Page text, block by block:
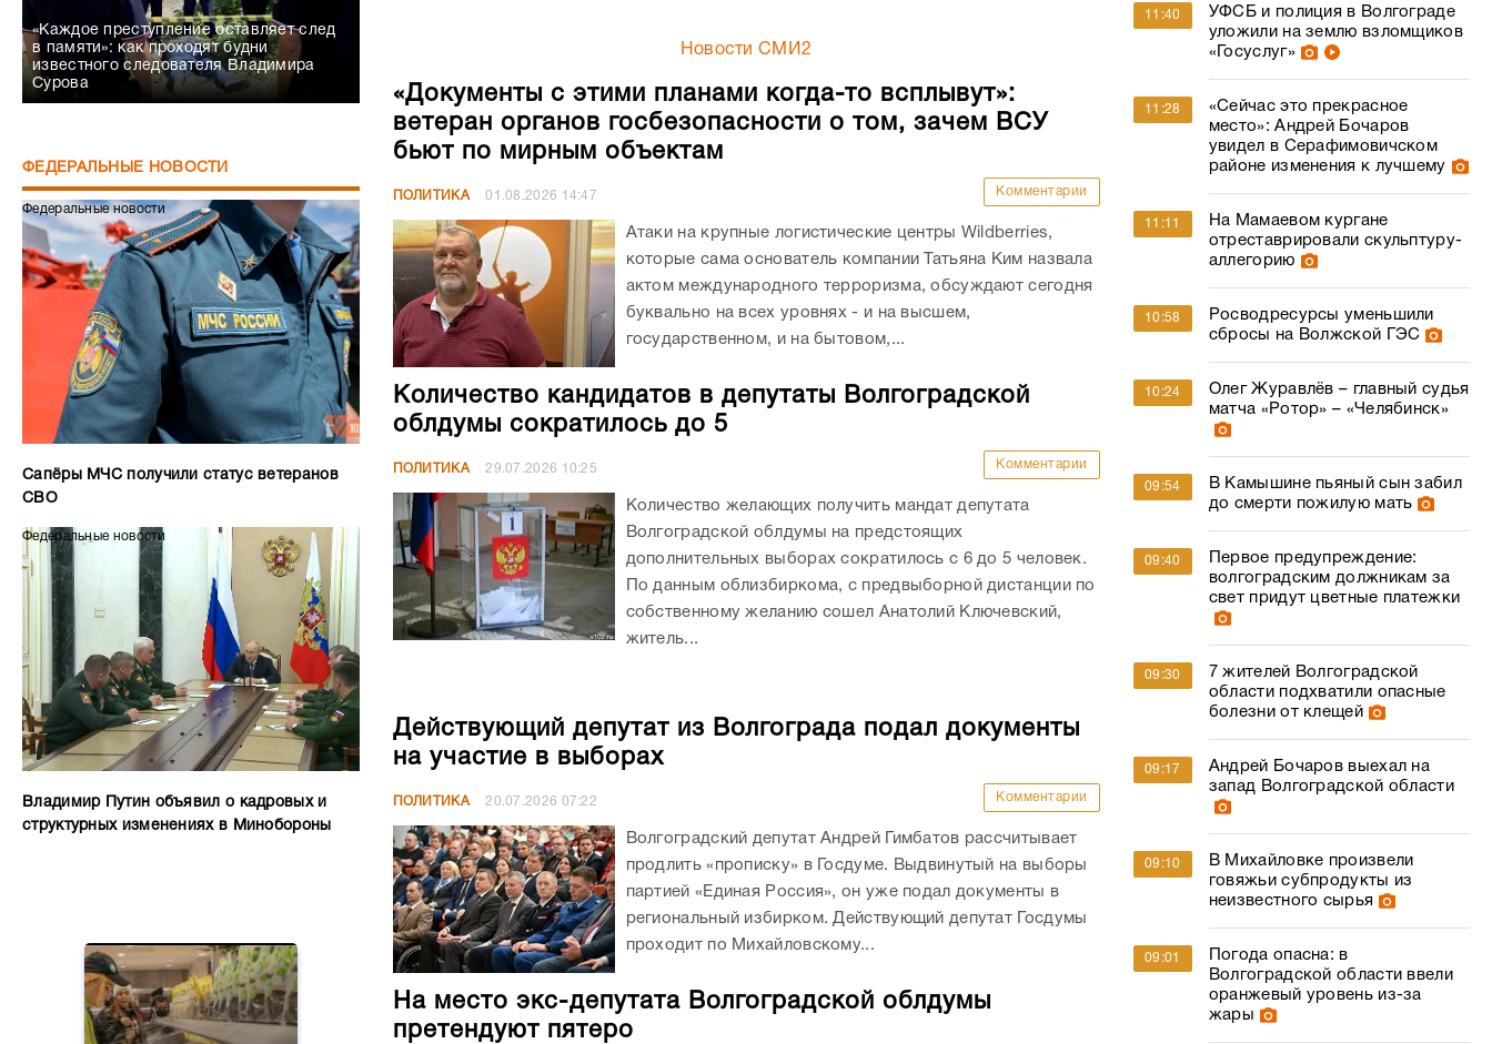
«Каждое преступление оставляет след
в памяти»: как проходят будни
известного следователя Владимира
Сурова
ФЕДЕРАЛЬНЫЕ НОВОСТИ
Федеральные новости
Сапёры МЧС получили статус ветеранов
СВО
Федеральные новости
Владимир Путин объявил о кадровых и
структурных изменениях в Минобороны
Новости СМИ2
«Документы с этими планами когда-то всплывут»:
ветеран органов госбезопасности о том, зачем ВСУ
бьют по мирным объектам
ПОЛИТИКА 01.08.2026 14:47 Комментарии
Атаки на крупные логистические центры Wildberries,
которые сама основатель компании Татьяна Ким назвала
актом международного терроризма, обсуждают сегодня
буквально на всех уровнях - и на высшем,
государственном, и на бытовом,...
Количество кандидатов в депутаты Волгоградской
облдумы сократилось до 5
ПОЛИТИКА 29.07.2026 10:25 Комментарии
Количество желающих получить мандат депутата
Волгоградской облдумы на предстоящих
дополнительных выборах сократилось с 6 до 5 человек.
По данным облизбиркома, с предвыборной дистанции по
собственному желанию сошел Анатолий Ключевский,
житель...
Действующий депутат из Волгограда подал документы
на участие в выборах
ПОЛИТИКА 20.07.2026 07:22 Комментарии
Волгоградский депутат Андрей Гимбатов рассчитывает
продлить «прописку» в Госдуме. Выдвинутый на выборы
партией «Единая Россия», он уже подал документы в
региональный избирком. Действующий депутат Госдумы
проходит по Михайловскому...
На место экс-депутата Волгоградской облдумы
претендуют пятеро
11:40
УФСБ и полиция в Волгограде
уложили на землю взломщиков
«Госуслуг»
11:28
«Сейчас это прекрасное
место»: Андрей Бочаров
увидел в Серафимовичском
районе изменения к лучшему
11:11
На Мамаевом кургане
отреставрировали скульптуру-
аллегорию
10:58
Росводресурсы уменьшили
сбросы на Волжской ГЭС
10:24
Олег Журавлёв – главный судья
матча «Ротор» – «Челябинск»
09:54
В Камышине пьяный сын забил
до смерти пожилую мать
09:40
Первое предупреждение:
волгоградским должникам за
свет придут цветные платежки
09:30
7 жителей Волгоградской
области подхватили опасные
болезни от клещей
09:17
Андрей Бочаров выехал на
запад Волгоградской области
09:10
В Михайловке произвели
говяжьи субпродукты из
неизвестного сырья
09:01
Погода опасна: в
Волгоградской области ввели
оранжевый уровень из-за
жары